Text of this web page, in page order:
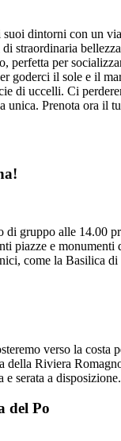
dintorni con un
straordinaria
perfetta per
goderci il sole e il
di uccelli. Ci
unica. Prenota ora il
gruppo alle 14.00
piazze e
come la Basilica
verso la costa
della Riviera
e serata a disposizione.
del Po